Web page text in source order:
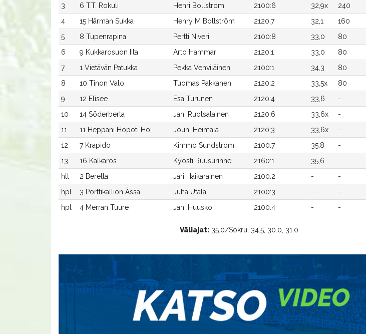
3
6 T.T. Rokuli Henri Bollström 2100:6 32,9x 240
4
15 Härmän Sukka Henry M Bollström 2120:7 32,1 160
5
8 Tupenrapina Pertti Niveri 2100:8 33,0 80
6
9 Kukkarosuon Iita Arto Hammar 2120:1 33,0 80
7
1 Vietävän Patukka Pekka Vehviläinen 2100:1 34,3 80
8
10 Tinon Valo Tuomas Pakkanen 2120:2 33,5x 80
9
12 Elisee Esa Turunen 2120:4 33,6 -
10
14 Söderberta Jani Ruotsalainen 2120:6 33,6x -
11
11 Heppani Hopoti Hoi Jouni Heimala 2120:3 33,6x -
12
7 Krapido Kimmo Sundström 2100:7 35,8 -
13
16 Kalkaros Kyösti Ruusurinne 2160:1 35,6 -
hll
2 Beretta Jari Haikarainen 2100:2 - -
hpl
3 Porttikallion Ässä Juha Utala 2100:3 - -
hpl
4 Merran Tuure Jani Huusko 2100:4 - -
Väliajat:35.0/Sokru, 34.5, 30.0, 31.0